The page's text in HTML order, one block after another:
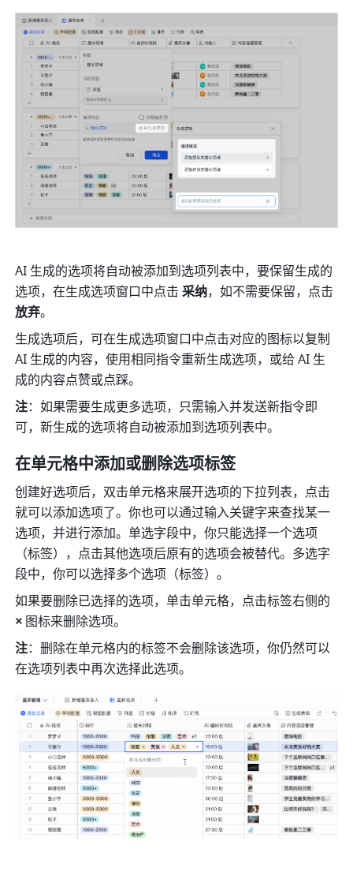
AI 生成的选项将自动被添加到选项列表中，要保留生成的
选项，在生成选项窗口中点击 采纳
放弃。
生成选项后，可在生成选项窗口中点击对应的图标以复制
AI 生成的内容，使用相同指令重新生成选项，或给 AI 生
成的内容点赞或点踩。
注：如果需要生成更多选项，只需输入并发送新指令即
可，新生成的选项将自动被添加到选项列表中。
在单元格中添加或删除选项标签
创建好选项后，双击单元格来展开选项的下拉列表，点击
就可以添加选项了。你也可以通过输入关键字来查找某一
选项，并进行添加。单选字段中，你只能选择一个选项
（标签），点击其他选项后原有的选项会被替代。多选字
段中，你可以选择多个选项（标签）。
× 图标来删除选项。
注：删除在单元格内的标签不会删除该选项，你仍然可以
在选项列表中再次选择此选项。